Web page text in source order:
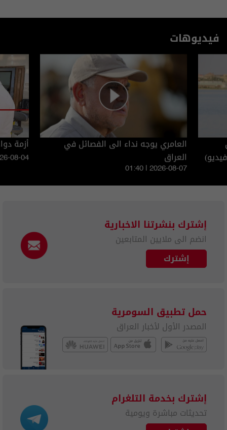
فيديوهات
العامري يوجه نداء الى الفصائل في
العراق
01:40 | 2026-08-07
أزمة
08-04
إشترك بنشرتنا الاخبارية
انضم الى ملايين المتابعين
إشترك
حمل تطبيق السومرية
المصدر الأول لأخبار العراق
إشترك بخدمة التلغرام
تحديثات مباشرة ويومية